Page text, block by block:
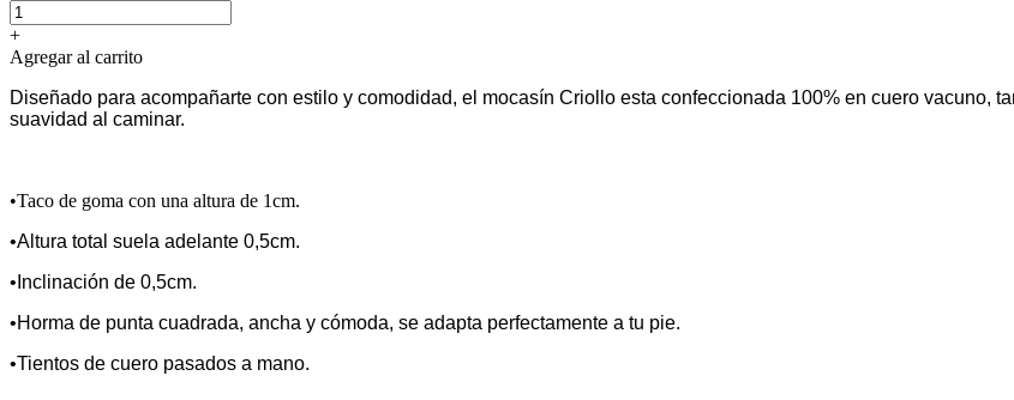
+
Agregar al carrito
Diseñado para acompañarte con estilo y comodidad, el mocasín Criollo esta confeccionada 100% en cuero vacuno,
suavidad al caminar.
•Taco de goma con una altura de 1cm.
•Altura total suela adelante 0,5cm.
•Inclinación de 0,5cm.
•Horma de punta cuadrada, ancha y cómoda, se adapta perfectamente a tu pie.
•Tientos de cuero pasados a mano.